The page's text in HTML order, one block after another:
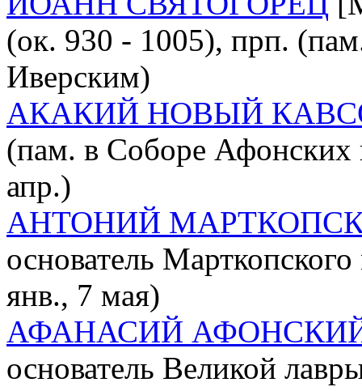
(ок. 930 - 1005), прп.
Иверским)
АКАКИЙ НОВЫЙ
(пам. в Соборе Афонских
апр.)
АНТОНИЙ
основатель
янв., 7 мая)
АФАНАСИЙ
основатель Великой